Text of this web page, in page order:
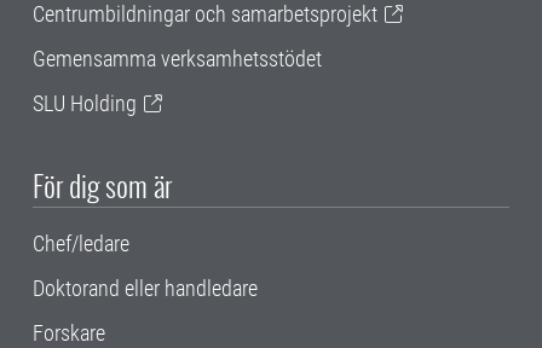
Centrumbildningar och samarbetsprojekt
Gemensamma verksamhetsstödet
SLU Holding
För dig som är
Chef/ledare
Doktorand eller handledare
Forskare